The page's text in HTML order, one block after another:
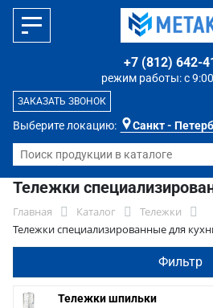
Выберите локацию: Санкт -
режим работы: с
+7 (812) 642-
ЗАКАЗАТЬ ЗВОНОК
Тележки
Главная Каталог
Тележки
Тележки специализированные для
Фильтр
Тележки шпильки